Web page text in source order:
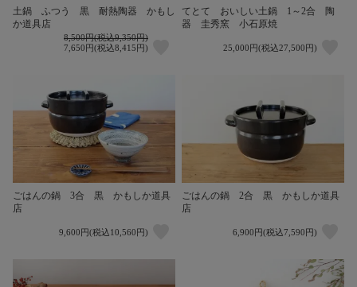
土鍋 ふつう 黒 耐熱陶器 かもし
か道具店
8,500円(税込9,350円)
7,650円(税込8,415円)
てとて おいしい土鍋 1～2合 陶
器 圭秀窯 小石原焼
25,000円(税込27,500円)
ごはんの鍋 3合 黒 かもしか道具
店
9,600円(税込10,560円)
ごはんの鍋 2合 黒 かもしか道具
店
6,900円(税込7,590円)